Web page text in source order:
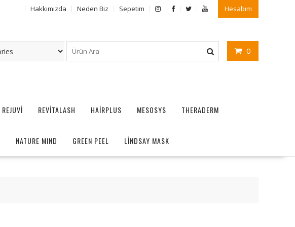
Hakkımızda Neden Biz Sepetim Hesabım
0
REJUVI REVITALASH HAIRPLUS MESOSYS THERADERM
NATURE MIND GREEN PEEL LİNDSAY MASK